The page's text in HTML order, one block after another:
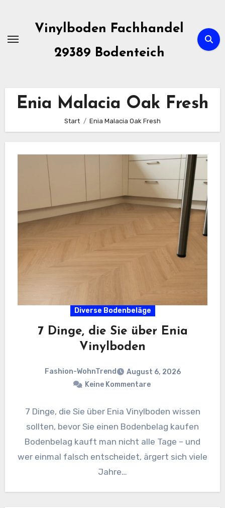
springen
Vinylboden Fachhandel
29389 Bodenteich
Enia Malacia Oak Fresh
Start Enia Malacia Oak Fresh
Diverse Bodenbeläge
7 Dinge, die Sie über Enia
Vinylboden
Fashion-WohnTrend
August 6, 2026
Keine Kommentare
7 Dinge, die Sie über Enia Vinylboden wissen
sollten, bevor Sie einen Bodenbelag kaufen
Bodenbelag kauft man nicht alle Tage – und
wer einmal falsch entscheidet, ärgert sich viele
Jahre…